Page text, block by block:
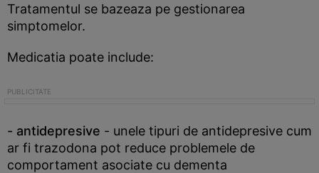
Tratamentul se bazeaza pe gestionarea
simptomelor.
Medicatia poate include:
- antidepresive - unele tipuri de antidepresive cum
ar fi trazodona pot reduce problemele de
comportament asociate cu dementa